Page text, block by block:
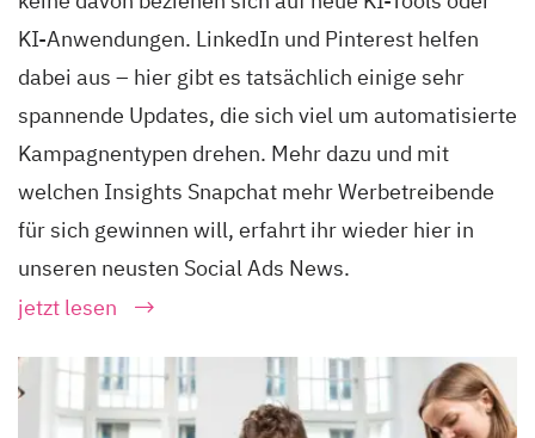
KI-Anwendungen. LinkedIn und Pinterest helfen
dabei aus – hier gibt es tatsächlich einige sehr
spannende Updates, die sich viel um automatisierte
Kampagnentypen drehen. Mehr dazu und mit
welchen Insights Snapchat mehr Werbetreibende
für sich gewinnen will, erfahrt ihr wieder hier in
unseren neusten Social Ads News.
jetzt lesen